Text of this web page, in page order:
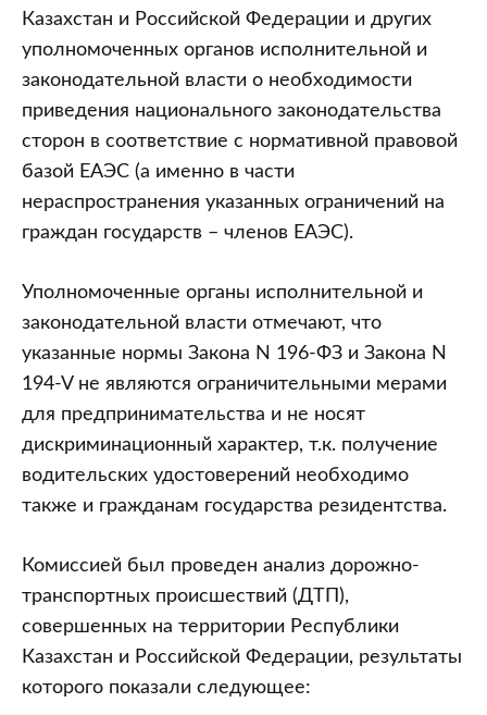
Казахстан и Российской Федерации и других
уполномоченных органов исполнительной и
законодательной власти о необходимости
приведения национального законодательства
сторон в соответствие с нормативной правовой
базой ЕАЭС (а именно в части
нераспространения указанных ограничений на
граждан государств – членов ЕАЭС).
Уполномоченные органы исполнительной и
законодательной власти отмечают, что
указанные нормы Закона N 196-ФЗ и Закона N
194-V не являются ограничительными мерами
для предпринимательства и не носят
дискриминационный характер, т.к. получение
водительских удостоверений необходимо
также и гражданам государства резидентства.
Комиссией был проведен анализ дорожно-
транспортных происшествий (ДТП),
совершенных на территории Республики
Казахстан и Российской Федерации, результаты
которого показали следующее: